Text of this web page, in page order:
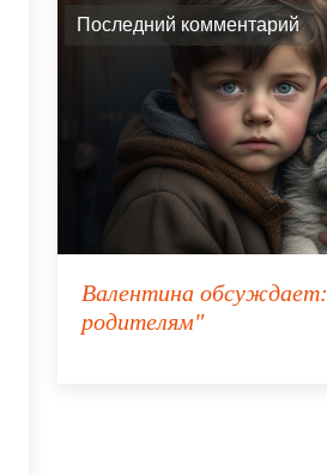
Последний комментарий
Валентина обсуждает:
родителям"